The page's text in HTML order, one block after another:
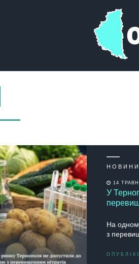
НОВИНИ
14
У
На
з